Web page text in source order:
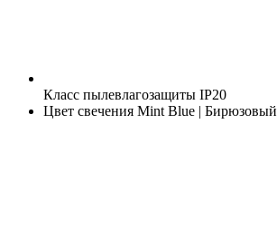
Класс пылевлагозащиты IP20
Цвет свечения Mint Blue | Бирюзовый